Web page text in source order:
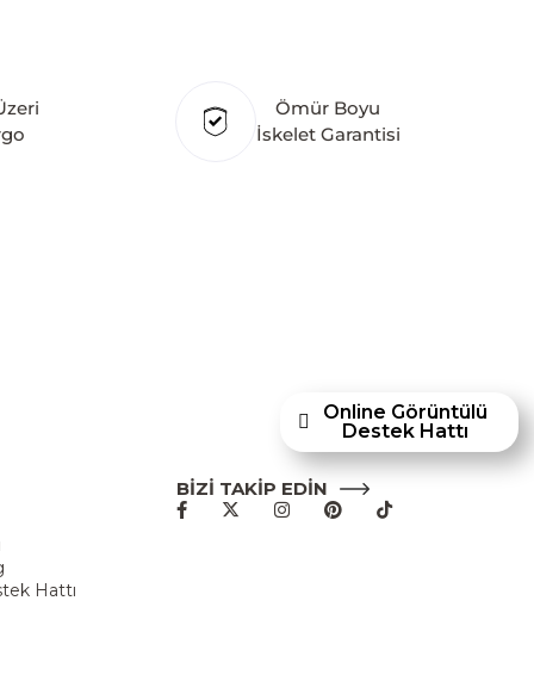
değil, aynı zamanda gelecekte
yatırımları kapsamında, Kayseri Serbest
hedefi; Türkiye merkezli bir üretim üssü
ülkede üretim tesisine sahip olan markanın
Furniture Homestore; Türkiye’de üretilecek
Furniture Homestore, 80 yılı aşkın
Türkiye’de faaliyet göstermektedir."
Ömür Boyu
İskelet Garantisi
Hattı
BİZİ TAKİP EDİN
Online Görüntülü
Destek Hattı